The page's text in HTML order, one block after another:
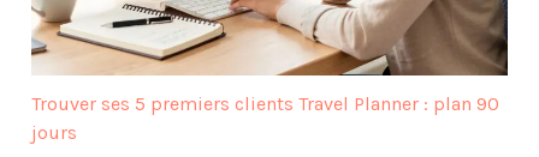
Trouver ses 5 premiers clients Travel Planner : plan 90
jours